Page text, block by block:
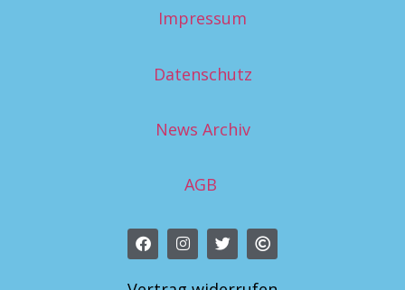
Impressum
Datenschutz
News Archiv
AGB